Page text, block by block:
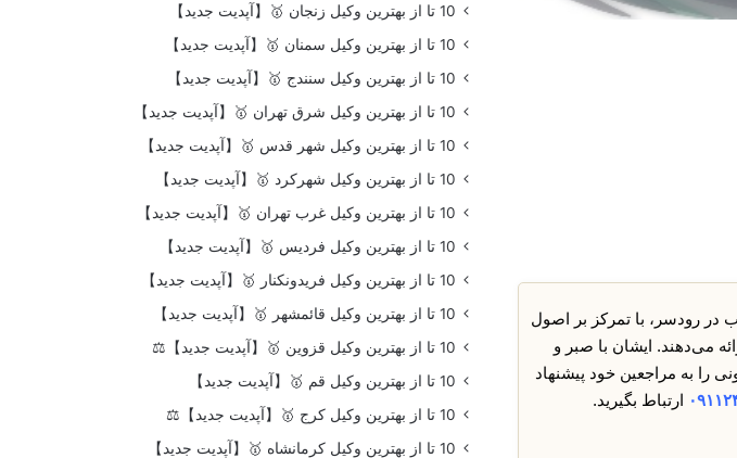
در رودسر، با تمرکز بر اصول
می‌دهند. ایشان با صبر و
را به مراجعین خود پیشنهاد
ارتباط بگیرید.
10 تا از بهترین وکیل زنجان 🥇【آپدیت جدید】
10 تا از بهترین وکیل سمنان 🥇【آپدیت جدید】
10 تا از بهترین وکیل سنندج 🥇【آپدیت جدید】
10 تا از بهترین وکیل شرق تهران 🥇【آپدیت جدید】
10 تا از بهترین وکیل شهر قدس 🥇【آپدیت جدید】
10 تا از بهترین وکیل شهرکرد 🥇【آپدیت جدید】
10 تا از بهترین وکیل غرب تهران 🥇【آپدیت جدید】
10 تا از بهترین وکیل فردیس 🥇【آپدیت جدید】
10 تا از بهترین وکیل فریدونکنار 🥇【آپدیت جدید】
10 تا از بهترین وکیل قائمشهر 🥇【آپدیت جدید】
10 تا از بهترین وکیل قزوین 🥇【آپدیت جدید】⚖️
10 تا از بهترین وکیل قم 🥇【آپدیت جدید】
10 تا از بهترین وکیل کرج 🥇【آپدیت جدید】⚖️
10 تا از بهترین وکیل کرمانشاه 🥇【آپدیت جدید】